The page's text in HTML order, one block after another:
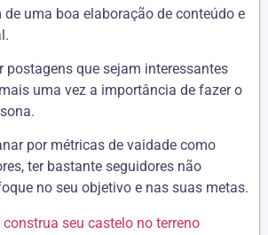
uma boa elaboração de conteúdo e
postagens que sejam interessantes
uma vez a importância de fazer o
por métricas de vaidade como
ter bastante seguidores não
no seu objetivo e nas suas metas.
construa seu castelo no terreno